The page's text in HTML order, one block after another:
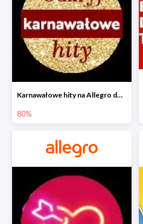
Karnawałowe hity na Allegro do -80%
80%